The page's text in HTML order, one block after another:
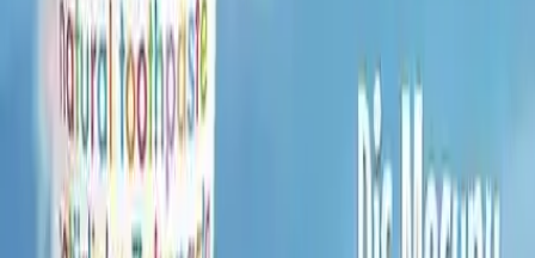
Sonuç olarak, doğal meyve aroması ve hassas formülüyle, küçük
yaş grubunun ihtiyaçlarına uygun olan bu diş macunu, diş sağlığı ve
bakımında tercih edilebilecek en iyi seçeneklerden biridir.
f𝕏
Yorumlar: